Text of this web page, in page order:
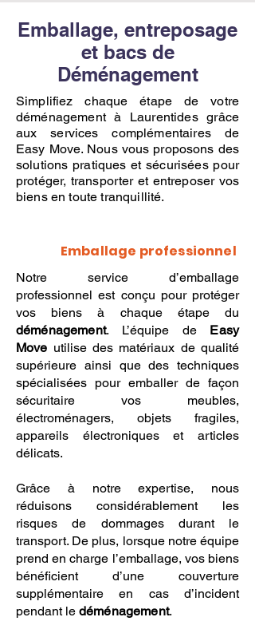
Emballage, entreposage
et bacs de
Déménagement
Simplifiez chaque étape de votre
déménagement à Laurentides grâce
aux services complémentaires de
Easy Move. Nous vous proposons des
solutions pratiques et sécurisées pour
protéger, transporter et entreposer vos
biens en toute tranquillité.
Emballage professionnel
Notre service d’emballage
professionnel est conçu pour protéger
vos biens à chaque étape du
déménagement. L’équipe de Easy
Move utilise des matériaux de qualité
supérieure ainsi que des techniques
spécialisées pour emballer de façon
sécuritaire vos meubles,
électroménagers, objets fragiles,
appareils électroniques et articles
délicats.
Grâce à notre expertise, nous
réduisons considérablement les
risques de dommages durant le
transport. De plus, lorsque notre équipe
prend en charge l’emballage, vos biens
bénéficient d’une couverture
supplémentaire en cas d’incident
pendant le déménagement.